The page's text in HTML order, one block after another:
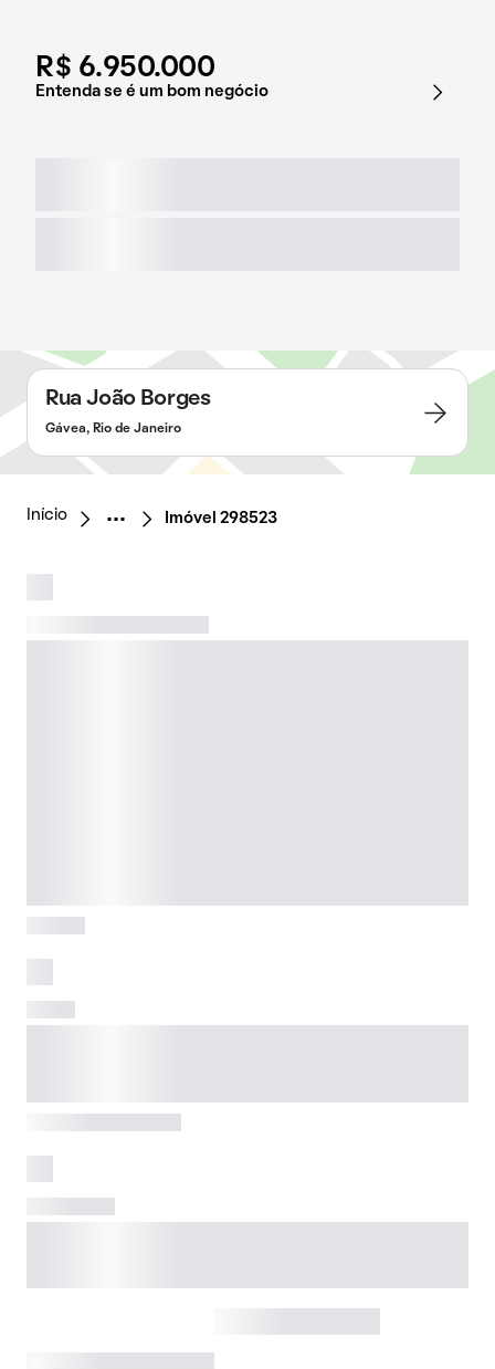
R$ 6.950.000
Entenda se é um bom negócio
Rua João Borges
Gávea, Rio de Janeiro
Início Imóvel 298523